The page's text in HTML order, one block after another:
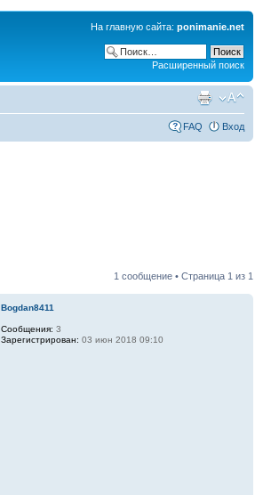
На главную сайта: ponimanie.net
Расширенный поиск
FAQ Вход
1 сообщение • Страница 1 из 1
Bogdan8411
Сообщения: 3
Зарегистрирован: 03 июн 2018 09:10